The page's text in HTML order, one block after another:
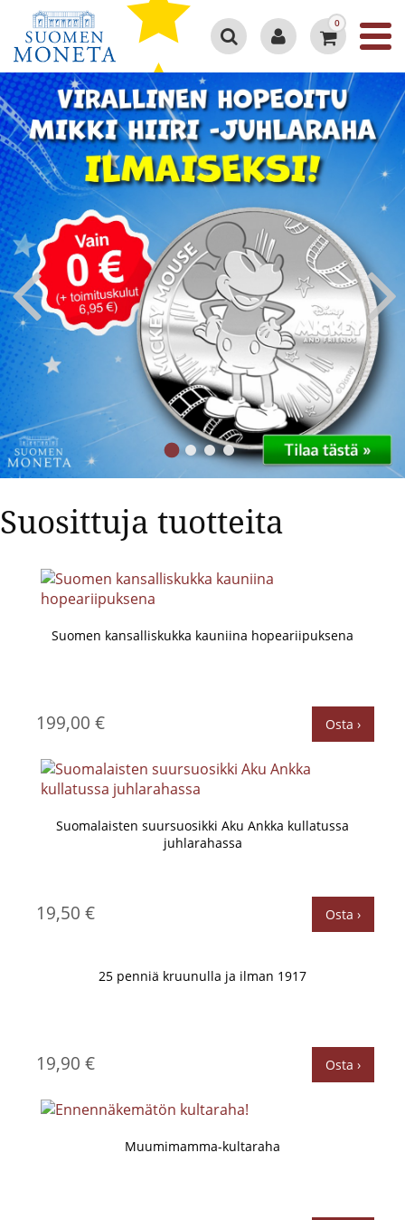
Google 4.3/5
0
Suosittuja tuotteita
Suomen kansalliskukka kauniina hopeariipuksena
199,00 € Osta ›
Suomalaisten suursuosikki Aku Ankka kullatussa
juhlarahassa
19,50 € Osta ›
25 penniä kruunulla ja ilman 1917
19,90 € Osta ›
Muumimamma-kultaraha